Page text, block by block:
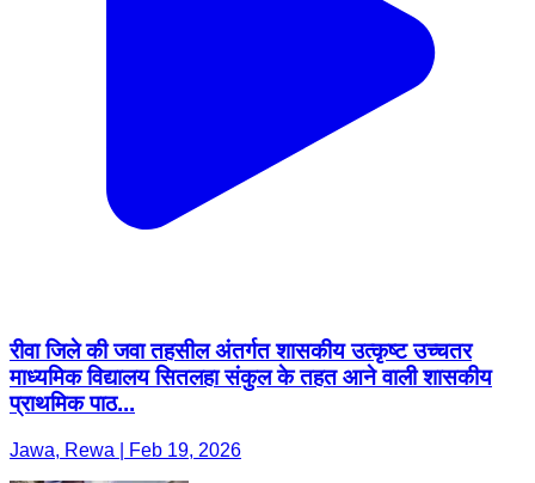
रीवा जिले की जवा तहसील अंतर्गत शासकीय उत्कृष्ट उच्चतर
माध्यमिक विद्यालय सितलहा संकुल के तहत आने वाली शासकीय
प्राथमिक पाठ...
Jawa, Rewa | Feb 19, 2026